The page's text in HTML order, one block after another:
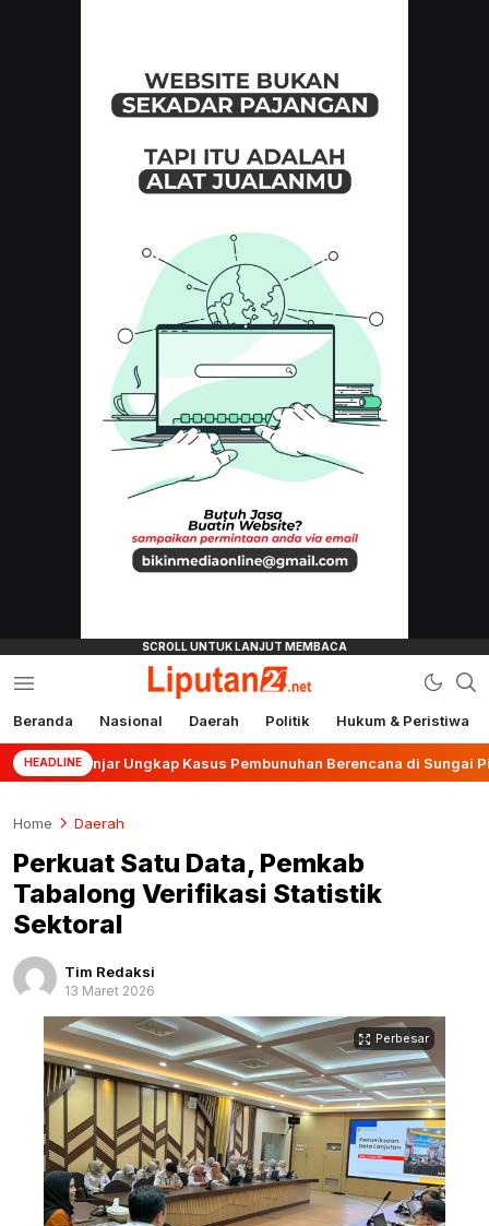
liputan24.net
Beranda Nasional Daerah Politik Hukum & Peristiwa
HEADLINE
Banjar Ungkap Kasus Pembunuhan Berencana di Sungai Pinang
Home Daerah
Perkuat Satu Data, Pemkab
Tabalong Verifikasi Statistik
Sektoral
Tim Redaksi
13 Maret 2026
Perbesar